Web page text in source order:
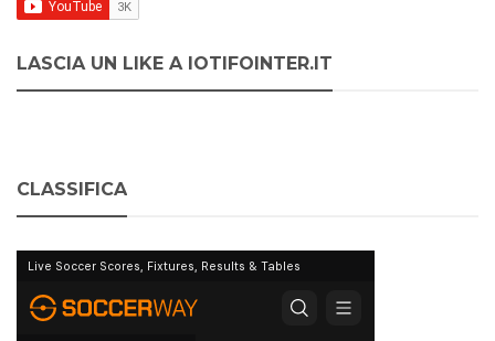
LASCIA UN LIKE A IOTIFOINTER.IT
CLASSIFICA